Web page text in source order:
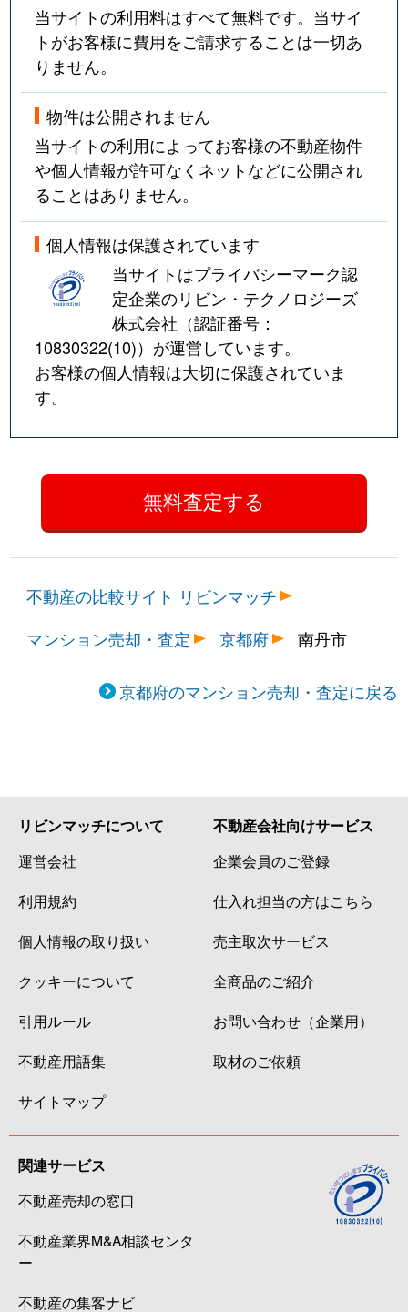
当サイトの利用料はすべて無料です。当サイ
トがお客様に費用をご請求することは一切あ
りません。
物件は公開されません
当サイトの利用によってお客様の不動産物件
や個人情報が許可なくネットなどに公開され
ることはありません。
個人情報は保護されています
当サイトはプライバシーマーク認
定企業のリビン・テクノロジーズ
株式会社（認証番号：
10830322(10)）が運営しています。
お客様の個人情報は大切に保護されていま
す。
不動産の比較サイト リビンマッチ
マンション売却・査定
京都府 南丹市
京都府のマンション売却・査定に戻る
リビンマッチについて
運営会社
利用規約
個人情報の取り扱い
クッキーについて
引用ルール
不動産用語集
サイトマップ
不動産会社向けサービス
企業会員のご登録
仕入れ担当の方はこちら
売主取次サービス
全商品のご紹介
お問い合わせ（企業用）
取材のご依頼
関連サービス
不動産売却の窓口
不動産業界M&A相談センタ
ー
不動産の集客ナビ